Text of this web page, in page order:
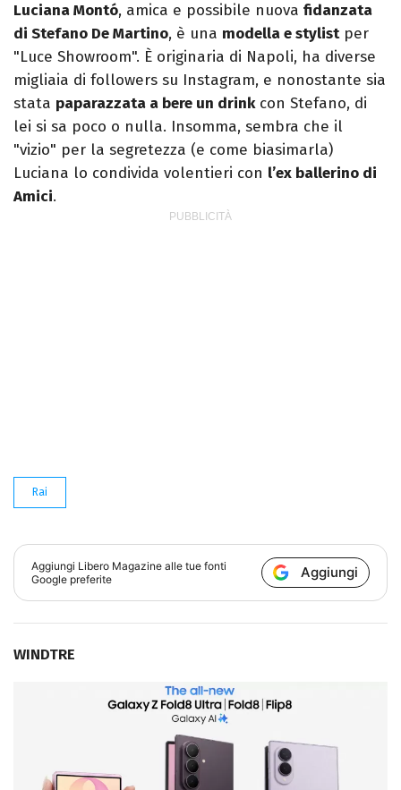
Luciana Montó, amica e possibile nuova fidanzata
di Stefano De Martino, è una modella e stylistper
"Luce Showroom". È originaria di Napoli, ha diverse
migliaia di followers su Instagram, e nonostante sia
stata paparazzata a bere un drinkcon Stefano, di
lei si sa poco o nulla. Insomma, sembra che il
"vizio" per la segretezza (e come biasimarla)
Luciana lo condivida volentieri con l’ex ballerino di
Amici.
Rai
Aggiungi Libero Magazine alle tue fonti
Google preferite
Aggiungi
WINDTRE